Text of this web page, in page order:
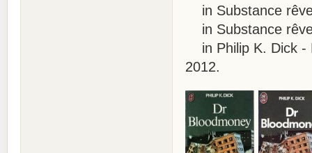
in Substance
in Substance
in Philip K. Dick -
2012.